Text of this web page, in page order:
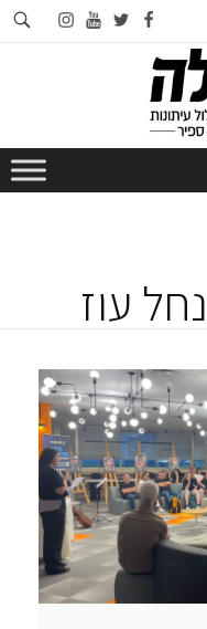
facebook
twitter
youtube
instagram
עוז